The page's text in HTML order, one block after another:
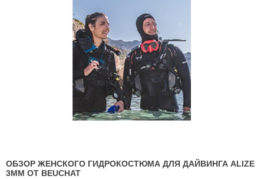
ОБЗОР ЖЕНСКОГО ГИДРОКОСТЮМА ДЛЯ ДАЙВИНГА ALIZE
3ММ ОТ BEUCHAT